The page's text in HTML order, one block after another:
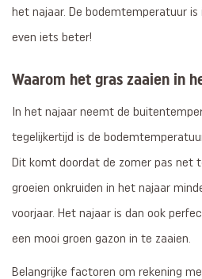
het najaar. De bodemtemperatuur
even iets beter!
Waarom het gras zaaien in
In het najaar neemt de
tegelijkertijd is de
Dit komt doordat de zomer pas net
groeien onkruiden in het najaar
voorjaar. Het najaar is dan ook
een mooi groen gazon in te zaaien.
Belangrijke factoren om rekening